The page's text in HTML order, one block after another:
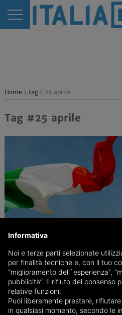
Home \ tag\ 25 aprile
Tag #25 aprile
Il 25 aprile non può essere
Genova per l’anniversario
Nonostante un anticipo di quattro ore,
parteciperà alla cerimonia di
guerra, la caduta del regime fascista
Informativa
Noi e terze parti selezionate
per finalità tecniche e, con il tuo
“miglioramento dell`esperienza”,
pubblicità”. Il rifiuto del consenso
relative funzioni.
Puoi liberamente prestare,
in qualsiasi momento, secondo le